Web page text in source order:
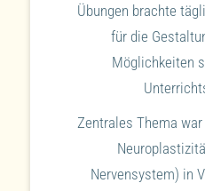
Übungen brachte
für die
Möglichkeiten
Zentrales Thema
Nervensystem) in